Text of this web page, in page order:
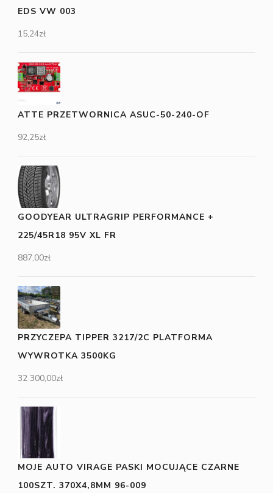
EDS VW 003
15,24zł
ATTE PRZETWORNICA ASUC-50-240-OF
92,25zł
GOODYEAR ULTRAGRIP PERFORMANCE +
225/45R18 95V XL FR
887,00zł
PRZYCZEPA TIPPER 3217/2C PLATFORMA
WYWROTKA 3500KG
32 300,00zł
MOJE AUTO VIRAGE PASKI MOCUJĄCE CZARNE
100SZT. 370X4,8MM 96-009